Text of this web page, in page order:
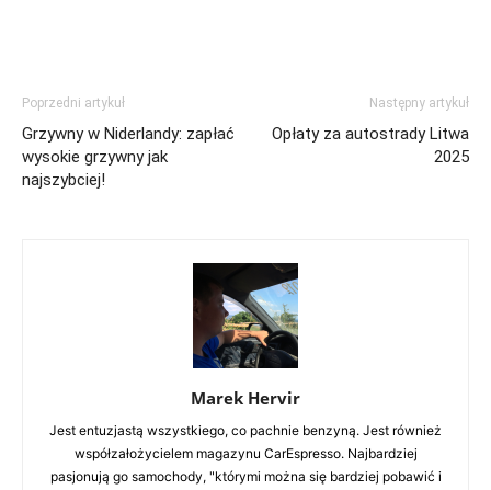
Poprzedni artykuł
Grzywny w Niderlandy: zapłać
wysokie grzywny jak
najszybciej!
Następny artykuł
Opłaty za autostrady Litwa
2025
Marek Hervir
Jest entuzjastą wszystkiego, co pachnie benzyną. Jest również
współzałożycielem magazynu CarEspresso. Najbardziej
pasjonują go samochody, "którymi można się bardziej pobawić i